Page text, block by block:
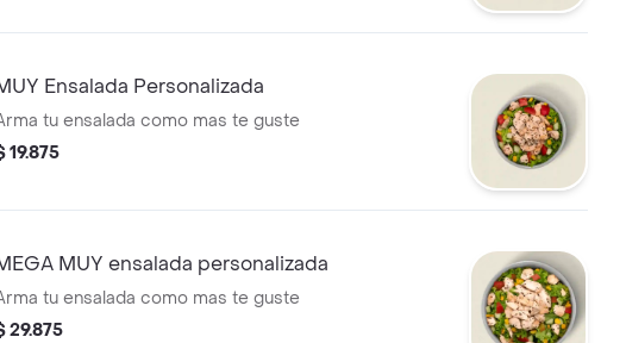
Ensalada Personalizada
tu ensalada como mas te guste
19.875
MUY ensalada personalizada
tu ensalada como mas te guste
29.875